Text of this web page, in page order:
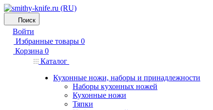
Поиск
Войти
Избранные товары 0
Корзина 0
Каталог
Кухонные ножи, наборы и принадлежности
Наборы кухонных ножей
Кухонные ножи
Тяпки